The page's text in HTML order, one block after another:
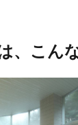
、こん